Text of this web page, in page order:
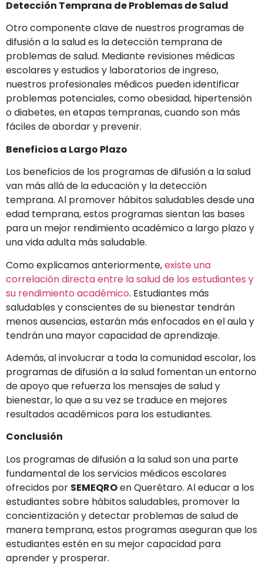
Detección Temprana de Problemas de Salud
Otro componente clave de nuestros programas de
difusión a la salud es la detección temprana de
problemas de salud. Mediante revisiones médicas
escolares y estudios y laboratorios de ingreso,
nuestros profesionales médicos pueden identificar
problemas potenciales, como obesidad, hipertensión
o diabetes, en etapas tempranas, cuando son más
fáciles de abordar y prevenir.
Beneficios a Largo Plazo
Los beneficios de los programas de difusión a la salud
van más allá de la educación y la detección
temprana. Al promover hábitos saludables desde una
edad temprana, estos programas sientan las bases
para un mejor rendimiento académico a largo plazo y
una vida adulta más saludable.
Como explicamos anteriormente,existe una
correlación directa entre la salud de los estudiantes y
su rendimiento académico. Estudiantes más
saludables y conscientes de su bienestar tendrán
menos ausencias, estarán más enfocados en el aula y
tendrán una mayor capacidad de aprendizaje.
Además, al involucrar a toda la comunidad escolar, los
programas de difusión a la salud fomentan un entorno
de apoyo que refuerza los mensajes de salud y
bienestar, lo que a su vez se traduce en mejores
resultados académicos para los estudiantes.
Conclusión
Los programas de difusión a la salud son una parte
fundamental de los servicios médicos escolares
ofrecidos por SEMEQROen Querétaro. Al educar a los
estudiantes sobre hábitos saludables, promover la
concientización y detectar problemas de salud de
manera temprana, estos programas aseguran que los
estudiantes estén en su mejor capacidad para
aprender y prosperar.